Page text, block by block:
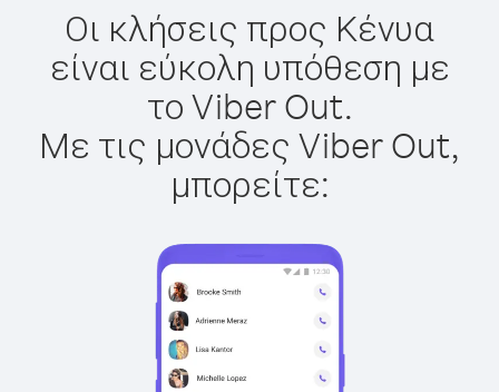
Οι κλήσεις προς Κένυα
είναι εύκολη υπόθεση με
το Viber Out.
Με τις μονάδες Viber Out,
μπορείτε: